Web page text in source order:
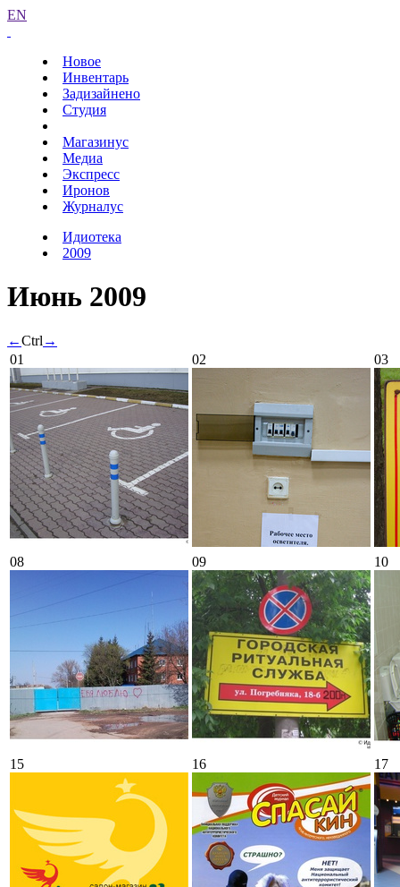
EN
Новое
Инвентарь
Задизайнено
Студия
Магазинус
Медиа
Экспресс
Иронов
Журналус
Идиотека
2009
Июнь 2009
←Ctrl →
01
02 03
08 09 10
15 16 17